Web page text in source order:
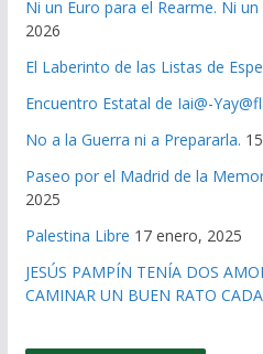
Ni un Euro para el Rearme. Ni
2026
El Laberinto de las Listas de
Encuentro Estatal de Iai@-
No a la Guerra ni a Prepararla.
Paseo por el Madrid de la
2025
Palestina Libre 17 enero, 2025
JESÚS PAMPÍN TENÍA DOS
CAMINAR UN BUEN RATO